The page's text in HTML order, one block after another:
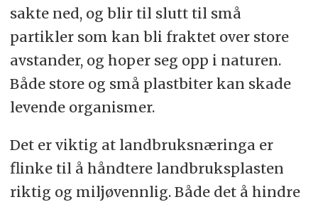
sakte ned, og blir til slutt til små
partikler som kan bli fraktet over store
avstander, og hoper seg opp i naturen.
Både store og små plastbiter kan skade
levende organismer.
Det er viktig at landbruksnæringa er
flinke til å håndtere landbruksplasten
riktig og miljøvennlig. Både det å hindre